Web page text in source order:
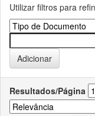
Utilizar filtros para
Resultados/Página